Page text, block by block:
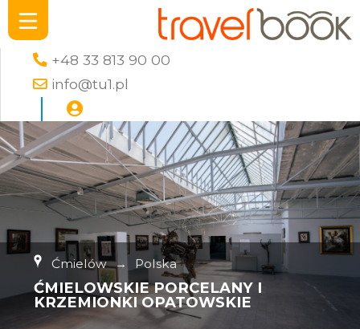
+48 33 813 90 00
info@tu1.pl
Ćmielów → Polska
ĆMIELOWSKIE PORCELANY I
KRZEMIONKI OPATOWSKIE